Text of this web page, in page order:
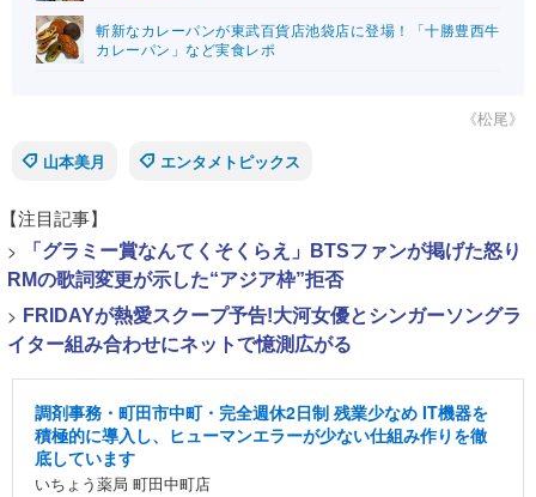
斬新なカレーパンが東武百貨店池袋店に登場！「十勝豊西牛
カレーパン」など実食レポ
《松尾》
山本美月
エンタメトピックス
【注目記事】
>
「グラミー賞なんてくそくらえ」BTSファンが掲げた怒り
RMの歌詞変更が示した“アジア枠”拒否
> FRIDAYが熱愛スクープ予告!大河女優とシンガーソングラ
イター組み合わせにネットで憶測広がる
調剤事務・町田市中町・完全週休2日制 残業少なめ IT機器を
積極的に導入し、ヒューマンエラーが少ない仕組み作りを徹
底しています
いちょう薬局 町田中町店